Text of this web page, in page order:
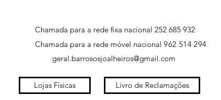
Chamada para a rede fixa nacional 252 685 932
Chamada para a rede móvel nacional962 514 294
geral.barrososjoalheiros@gmail.com
Lojas Físicas Livro de Reclamações